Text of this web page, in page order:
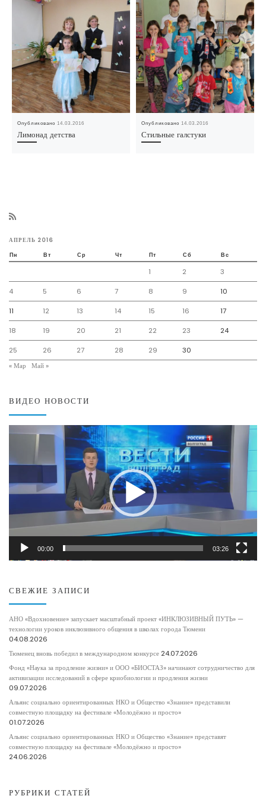
Опубликовано14.03.2016
Лимонад детства
Опубликовано14.03.2016
Стильные галстуки
АПРЕЛЬ 2016
Пн Вт Ср Чт Пт Сб Вс
1 2 3
4 5 6 7 8 9 10
11 12 13 14 15 16 17
18 19 20 21 22 23 24
25 26 27 28 29
30
« Мар
Май »
ВИДЕО НОВОСТИ
00:00 03:26
СВЕЖИЕ ЗАПИСИ
АНО «Вдохновение» запускает масштабный проект «ИНКЛЮЗИВНЫЙ ПУТЬ» —
технологии уроков инклюзивного общения в школах города Тюмени
04.08.2026
Тюменец вновь победил в международном конкурсе 24.07.2026
Фонд «Наука за продление жизни» и ООО «БИОСТАЗ» начинают сотрудничество для
активизации исследований в сфере криобиологии и продления жизни
09.07.2026
Альянс социально ориентированных НКО и Общество «Знание» представили
совместную площадку на фестивале «Молодёжно и просто»
01.07.2026
Альянс социально ориентированных НКО и Общество «Знание» представят
совместную площадку на фестивале «Молодёжно и просто»
24.06.2026
РУБРИКИ СТАТЕЙ